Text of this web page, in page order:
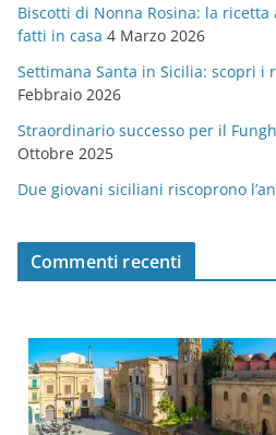
i
e
Biscotti di Nonna Rosina: la
fatti in casa 4 Marzo 2026
Settimana Santa in Sicilia: scopri i
Febbraio 2026
Straordinario successo per il
Ottobre 2025
Due giovani siciliani riscoprono
Commenti recenti